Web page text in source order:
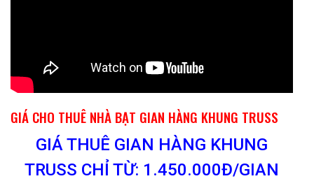
GIÁ CHO THUÊ NHÀ BẠT GIAN HÀNG KHUNG TRUSS
GIÁ THUÊ GIAN HÀNG KHUNG
TRUSS CHỈ TỪ: 1.450.000Đ/GIAN